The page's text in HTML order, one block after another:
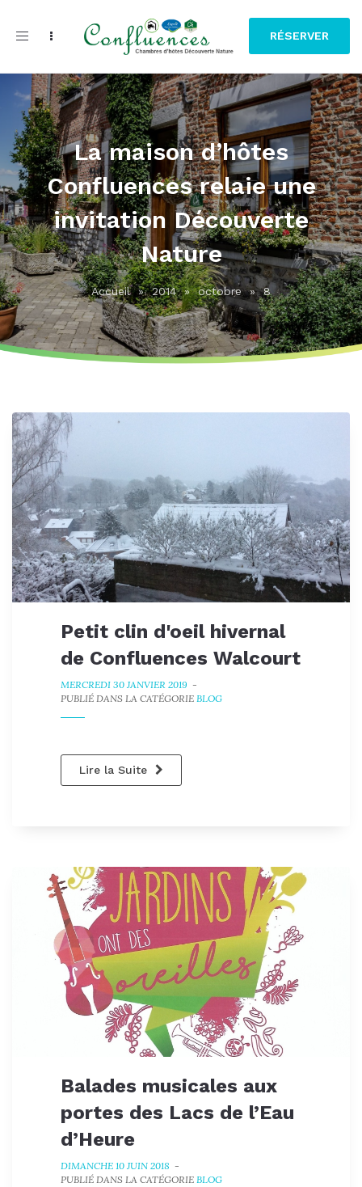
Toggle
RÉSERVER
La maison d’hôtes
Confluences relaie une
invitation Découverte
Nature
Accueil»2014»octobre»8
Petit clin d'oeil hivernal
de Confluences Walcourt
MERCREDI 30 JANVIER 2019 -
PUBLIÉ DANS LA CATÉGORIE BLOG
Lire la Suite
Balades musicales aux
portes des Lacs de l’Eau
d’Heure
DIMANCHE 10 JUIN 2018 -
PUBLIÉ DANS LA CATÉGORIE BLOG